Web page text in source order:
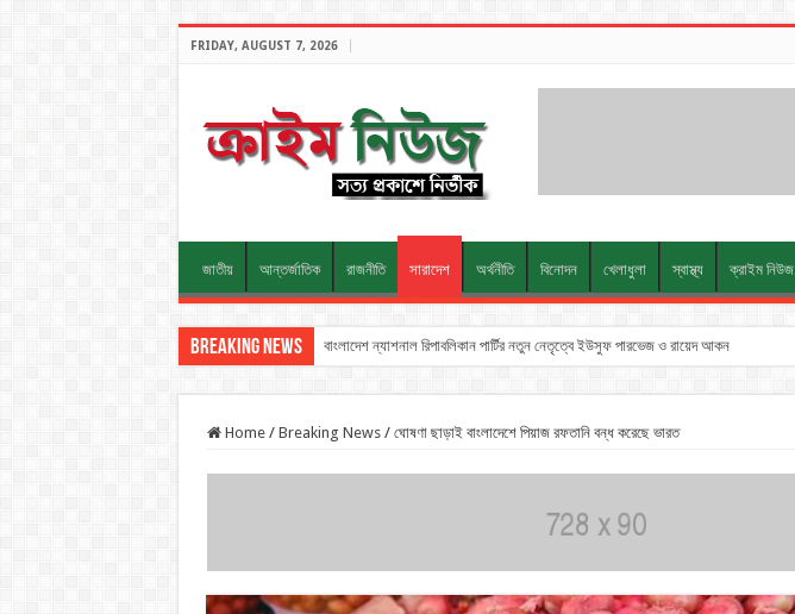
FRIDAY, AUGUST 7, 2026
জাতীয় আন্তর্জাতিক রাজনীতি সারাদেশ অর্থনীতি বিনোদন খেলাধুলা স্বাস্থ্য ক্রাইম নিউজ
Breaking News বাংলাদেশ ন্যাশনাল রিপাবলিকান পার্টির নতুন নেতৃত্বে ইউসুফ পারভেজ ও রায়েদ আকন
Home / Breaking News / ঘোষণা ছাড়াই বাংলাদেশে পিয়াজ রফতানি বন্ধ করেছে ভারত